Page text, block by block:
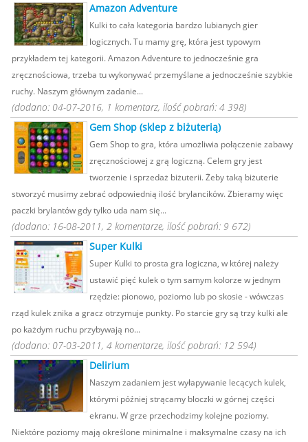
Amazon Adventure
Kulki to cała kategoria bardzo lubianych gier
logicznych. Tu mamy grę, która jest typowym
przykładem tej kategorii. Amazon Adventure to jednocześnie gra
zręcznościowa, trzeba tu wykonywać przemyślane a jednocześnie szybkie
ruchy. Naszym głównym zadanie...
(dodano: 04-07-2016, 1 komentarz, ilość pobrań: 4 398)
Gem Shop (sklep z biżuterią)
Gem Shop to gra, która umożliwia połączenie zabawy
zręcznościowej z grą logiczną. Celem gry jest
tworzenie i sprzedaż biżuterii. Żeby taką biżuterie
stworzyć musimy zebrać odpowiednią ilość brylancików. Zbieramy więc
paczki brylantów gdy tylko uda nam się...
(dodano: 16-08-2011, 2 komentarze, ilość pobrań: 9 672)
Super Kulki
Super Kulki to prosta gra logiczna, w której należy
ustawić pięć kulek o tym samym kolorze w jednym
rzędzie: pionowo, poziomo lub po skosie - wówczas
rząd kulek znika a gracz otrzymuje punkty. Po starcie gry są trzy kulki ale
po każdym ruchu przybywają no...
(dodano: 07-03-2011, 4 komentarze, ilość pobrań: 12 594)
Delirium
Naszym zadaniem jest wyłapywanie lecących kulek,
którymi później strącamy bloczki w górnej części
ekranu. W grze przechodzimy kolejne poziomy.
Niektóre poziomy mają określone minimalne i maksymalne czasy na ich